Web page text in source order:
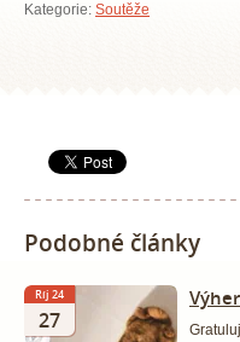
Kategorie: Soutěže
Podobné články
Říj 24
27